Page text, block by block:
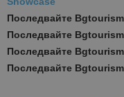
Последвайте
Последвайте
Последвайте
Последвайте